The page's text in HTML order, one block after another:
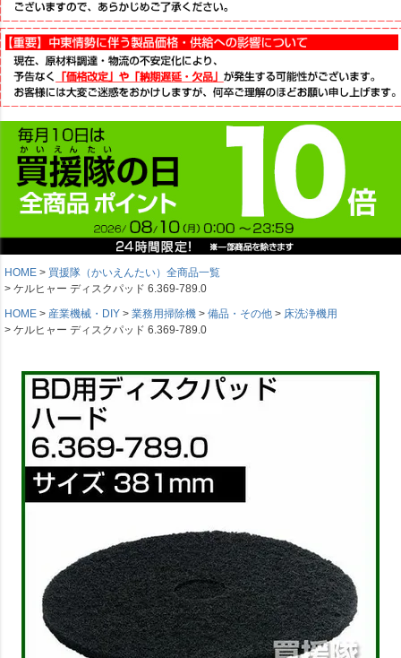
HOME
買援隊（かいえんたい）全商品一覧
ケルヒャー ディスクパッド 6.369-789.0
HOME
産業機械・DIY 業務用掃除機 備品・その他
床洗浄機用
ケルヒャー ディスクパッド 6.369-789.0